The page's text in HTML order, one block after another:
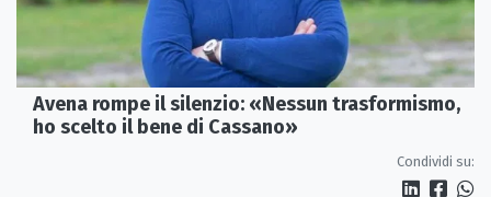
Avena rompe il silenzio: «Nessun trasformismo,
ho scelto il bene di Cassano»
Condividi su: